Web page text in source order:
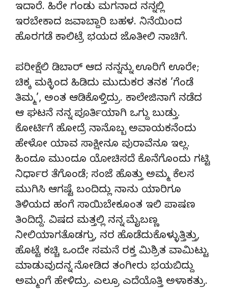
ಇದಾರೆ. ಹಿರೇ ಗಂಡು ಮಗನಾದ ನನ್ನಲ್ಲಿ
ಇರಬೇಕಾದ ಜವಾಬ್ದಾರಿ ಬಹಳ. ನಿನೆಯಿಂದ
ಹೊರಗಡೆ ಕಾಲಿಟ್ರೆ ಭಯದ ಜೊತೀಲಿ ನಾಚಿಗೆ.
ಪರೀಕ್ಷೆಲಿ ಡಿಬಾರ್ ಆದ ನನ್ನನ್ನು ಊರಿಗೆ ಊರೇ;
ಚಿಕ್ಕ ಮಕ್ಳಿಂದ ಹಿಡಿದು ಮುದುಕರ ತನಕ ’ಗೆಂಡೆ
ತಿಮ್ಮ’, ಅಂತ ಆಡಿಕೊಳ್ತಿದ್ರು. ಕಾಲೇಜಿನಾಗೆ ನಡೆದ
ಆ ಘಟನೆ ನನ್ನ ಪೂರ್ತಿಯಾಗಿ ಒಗ್ದು ಬುಡ್ತು.
ಕೋರ್ಟಿಗೆ ಹೋದ್ರೆ ನಾನೊಬ್ಬ ಅವಾಯಕನೆಂದು
ಹೇಳೋ ಯಾವ ಸಾಕ್ಷೀನೂ ಪುರಾವೆನೂ ಇಲ್ಲ.
ಹಿಂದೂ ಮುಂದೂ ಯೋಚಿಸದೆ ಕೊನೆಗೊಂದು ಗಟ್ಟಿ
ನಿರ್ಧಾರ ತೆಗೊಂಡೆ; ಸಂಜೆ ಹೊತ್ತು ಅಮ್ಮ ಕೆಲಸ
ಮುಗಿಸಿ ಆಗಷ್ಟೆ ಬಂದಿದ್ಲು ನಾನು ಯಾರಿಗೂ
ತಿಳಿಯದ ಹಂಗೆ ಸಾಯಿಬೇಕೂಂತ ಇಲಿ ಪಾಷಣ
ತಿಂದಿದ್ದೆ. ವಿಷದ ಮತ್ತಲ್ಲಿ ನನ್ನ ಮೈಬಣ್ಣ
ನೀಲಿಯಾಗತೊಡಗ್ತು, ನರ ಹೊಡೆದುಕೊಳ್ಳುತ್ತಿತ್ತು,
ಹೊಟ್ಟೆ ಕಚ್ಚಿ ಒಂದೇ ಸಮನೆ ರಕ್ತ ಮಿಶ್ರಿತ ವಾಮಿಟ್ಟು
ಮಾಡುವುದನ್ನ ನೋಡಿದ ತಂಗೀರು ಭಯಬಿದ್ದು
ಅಮ್ಮಂಗೆ ಹೇಳಿದ್ರು. ಎಲ್ರೂ ಎದೆಯೊತ್ತಿ ಅಳಾಕತ್ರು.